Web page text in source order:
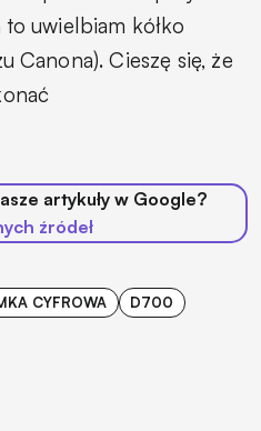
uwielbiam kółko
Canona). Cieszę się, że
artykuły w Google?
źródeł
CYFROWA
D700